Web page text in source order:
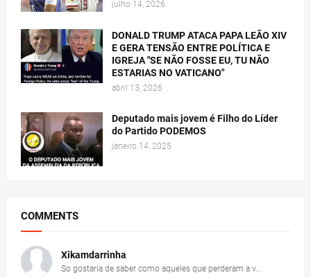
julho 14, 2026
DONALD TRUMP ATACA PAPA LEÃO XIV
E GERA TENSÃO ENTRE POLÍTICA E
IGREJA "SE NÃO FOSSE EU, TU NÃO
ESTARIAS NO VATICANO"
abril 13, 2026
Deputado mais jovem é Filho do Líder
do Partido PODEMOS
janeiro 14, 2025
COMMENTS
Xikamdarrinha
So gostaria de saber como aqueles que perderam a v...